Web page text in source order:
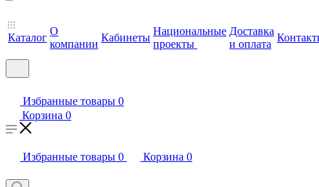
Каталог
О
компании
Кабинеты
Национальные
проекты
Доставка
и оплата
Избранные товары 0
Корзина 0
Избранные товары 0 Корзина 0